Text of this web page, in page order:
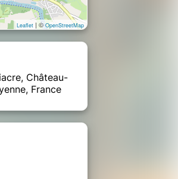
Leaflet | ©OpenStreetMap
Château-
France